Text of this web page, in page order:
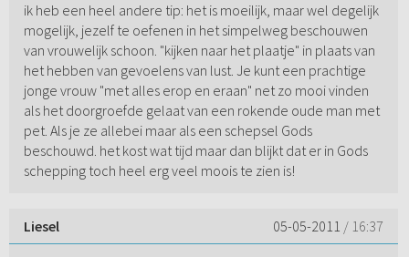
ik heb een heel andere tip: het is moeilijk, maar wel degelijk
mogelijk, jezelf te oefenen in het simpelweg beschouwen
van vrouwelijk schoon. "kijken naar het plaatje" in plaats van
het hebben van gevoelens van lust. Je kunt een prachtige
jonge vrouw "met alles erop en eraan" net zo mooi vinden
als het doorgroefde gelaat van een rokende oude man met
pet. Als je ze allebei maar als een schepsel Gods
beschouwd. het kost wat tijd maar dan blijkt dat er in Gods
schepping toch heel erg veel moois te zien is!
Liesel 05-05-2011 / 16:37